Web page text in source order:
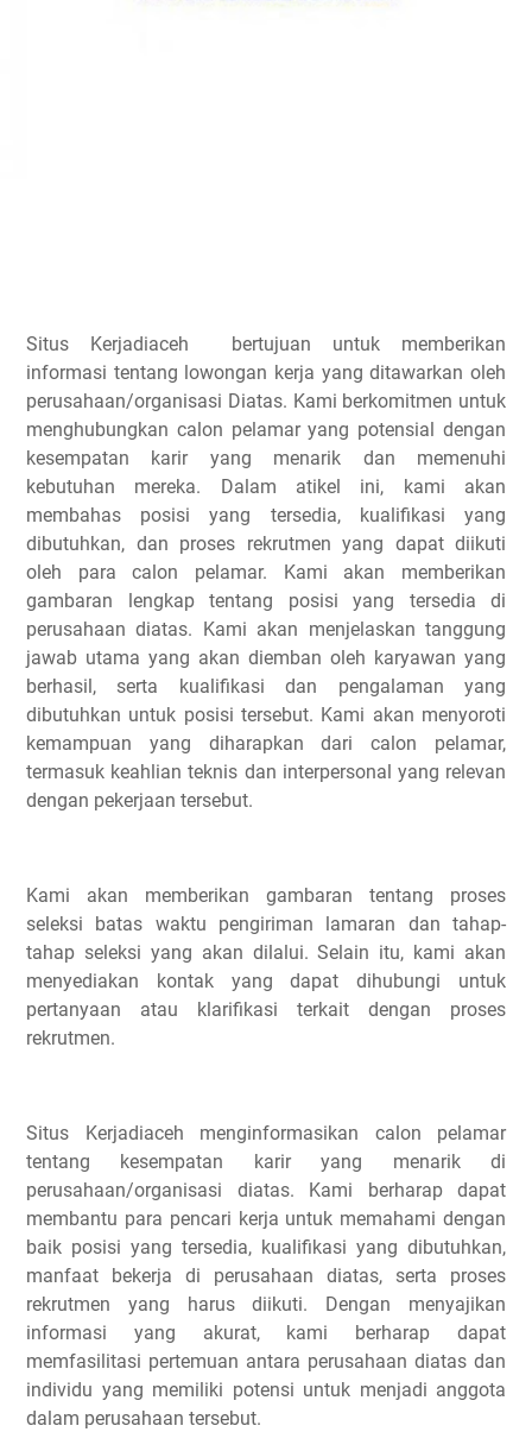
Situs Kerjadiaceh bertujuan untuk memberikan
informasi tentang lowongan kerja yang ditawarkan oleh
perusahaan/organisasi Diatas. Kami berkomitmen untuk
menghubungkan calon pelamar yang potensial dengan
kesempatan karir yang menarik dan memenuhi
kebutuhan mereka. Dalam atikel ini, kami akan
membahas posisi yang tersedia, kualifikasi yang
dibutuhkan, dan proses rekrutmen yang dapat diikuti
oleh para calon pelamar. Kami akan memberikan
gambaran lengkap tentang posisi yang tersedia di
perusahaan diatas. Kami akan menjelaskan tanggung
jawab utama yang akan diemban oleh karyawan yang
berhasil, serta kualifikasi dan pengalaman yang
dibutuhkan untuk posisi tersebut. Kami akan menyoroti
kemampuan yang diharapkan dari calon pelamar,
termasuk keahlian teknis dan interpersonal yang relevan
dengan pekerjaan tersebut.
Kami akan memberikan gambaran tentang proses
seleksi batas waktu pengiriman lamaran dan tahap-
tahap seleksi yang akan dilalui. Selain itu, kami akan
menyediakan kontak yang dapat dihubungi untuk
pertanyaan atau klarifikasi terkait dengan proses
rekrutmen.
Situs Kerjadiaceh menginformasikan calon pelamar
tentang kesempatan karir yang menarik di
perusahaan/organisasi diatas. Kami berharap dapat
membantu para pencari kerja untuk memahami dengan
baik posisi yang tersedia, kualifikasi yang dibutuhkan,
manfaat bekerja di perusahaan diatas, serta proses
rekrutmen yang harus diikuti. Dengan menyajikan
informasi yang akurat, kami berharap dapat
memfasilitasi pertemuan antara perusahaan diatas dan
individu yang memiliki potensi untuk menjadi anggota
dalam perusahaan tersebut.